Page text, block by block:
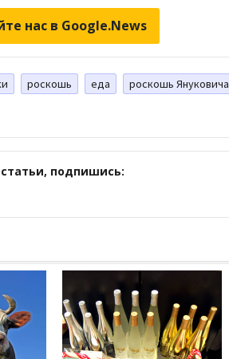
нас в Google.News
роскошь еда
роскошь Януковича
подпишись: